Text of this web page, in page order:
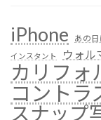
iPhone あの
インスタント ウォル
カリフォ
コントラ
スナップ